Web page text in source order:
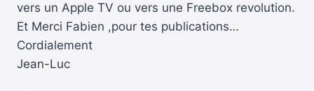
vers un Apple TV ou vers une Freebox revolution.
Et Merci Fabien ,pour tes publications…
Cordialement
Jean-Luc